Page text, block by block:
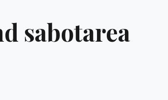
sabotarea